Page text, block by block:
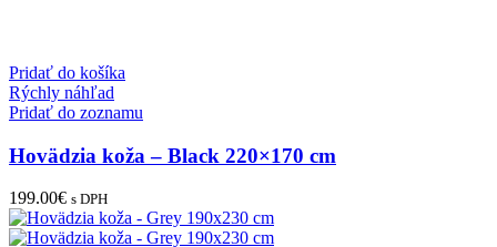
Pridať do košíka
Rýchly náhľad
Pridať do zoznamu
Hovädzia koža – Black 220×170 cm
199.00€ s DPH